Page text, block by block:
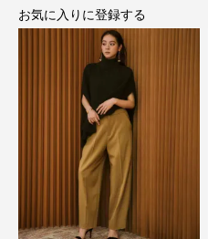
お気に入りに登録する